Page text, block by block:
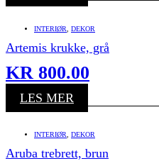
INTERIØR DEKOR
Artemis krukke, grå
KR 800.00
LES MER
INTERIØR DEKOR
Aruba trebrett, brun